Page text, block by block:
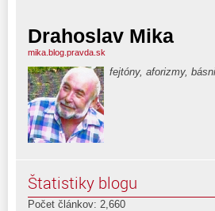
Drahoslav Mika
mika.blog.pravda.sk
fejtóny, aforizmy,
Štatistiky blogu
Počet článkov: 2,660